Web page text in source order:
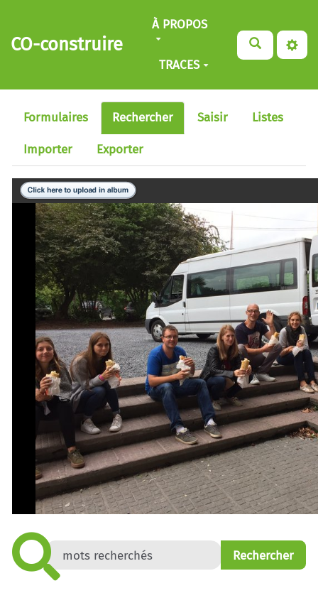
Aller au contenu principal
CO-construire
À PROPOS
TRACES
Formulaires Rechercher Saisir Listes
Importer Exporter